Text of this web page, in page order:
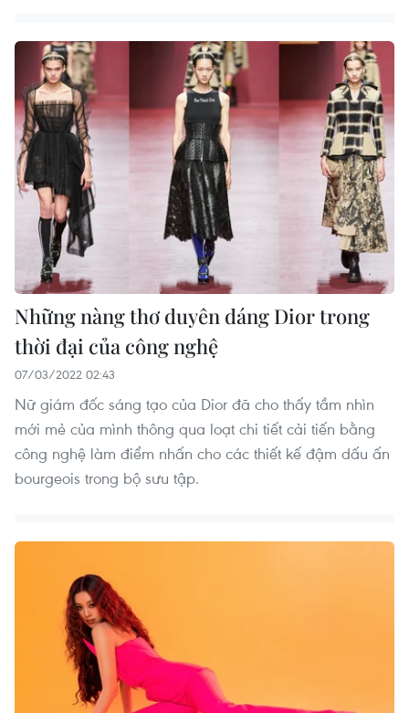
Những nàng thơ duyên dáng Dior trong
thời đại của công nghệ
07/03/2022 02:43
Nữ giám đốc sáng tạo của Dior đã cho thấy tầm nhìn
mới mẻ của mình thông qua loạt chi tiết cải tiến bằng
công nghệ làm điểm nhấn cho các thiết kế đậm dấu ấn
bourgeois trong bộ sưu tập.